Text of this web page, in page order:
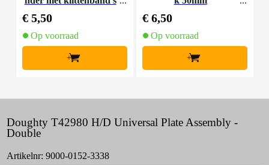
€ 5,50
Op voorraad
+
€ 6,50
Op voorraad
+
Doughty T42980 H/D Universal Plate Assembly -
Double
Artikelnr: 9000-0152-3338